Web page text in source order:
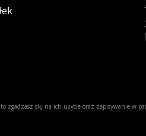
zgadzasz się na ich użycie oraz zapisywanie w